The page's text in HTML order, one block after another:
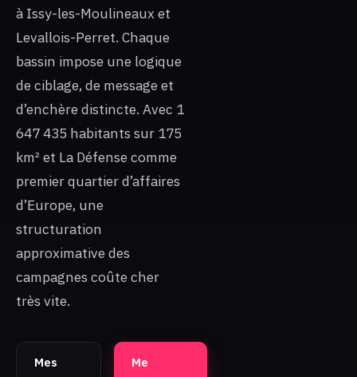
à Issy-les-Moulineaux et
Levallois-Perret. Chaque
bassin impose une logique
de ciblage, de message et
d’enchère distincte. Avec 1
647 435 habitants sur 175
km² et La Défense comme
premier quartier d’affaires
d’Europe, une
structuration
approximative des
campagnes coûte cher
très vite.
Mes
Me